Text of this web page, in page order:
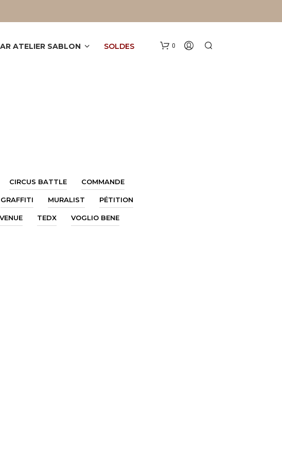
ATELIER SABLON SOLDES 0
CIRCUS BATTLE COMMANDE
GRAFFITI MURALIST PÉTITION
TEDX VOGLIO BENE